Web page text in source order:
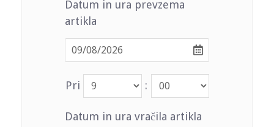
Datum in ura prevzema
artikla
Pri :
Datum in ura vračila artikla